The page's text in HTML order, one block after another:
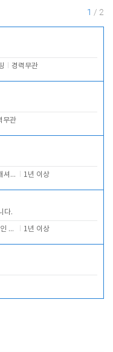
1 / 2
경력무관
무관
베팅.,청소<<캐셔 모셔봅니다. 1년 이상
다.
주차 및 전반적인 당번업무 1년 이상